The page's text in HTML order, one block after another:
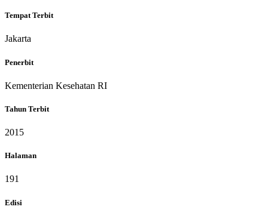
Tempat Terbit
Jakarta
Penerbit
Kementerian Kesehatan RI
Tahun Terbit
2015
Halaman
191
Edisi